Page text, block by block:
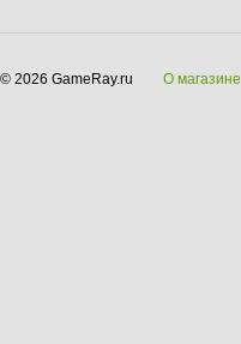
© 2026 GameRay.ru О магазине